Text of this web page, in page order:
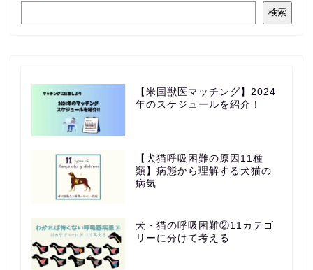
検索
【米国獣医マッチング】2024
年のスケジュールを紹介！
【犬猫呼吸困難の原因11種
類】病態から理解する犬猫の
病気
犬・猫の呼吸困難②11カテゴ
リーに分けて考える